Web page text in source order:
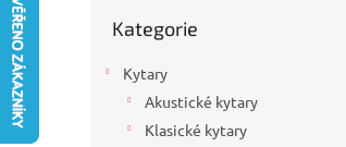
kategorie
Kategorie
Kytary
Akustické kytary
Klasické kytary